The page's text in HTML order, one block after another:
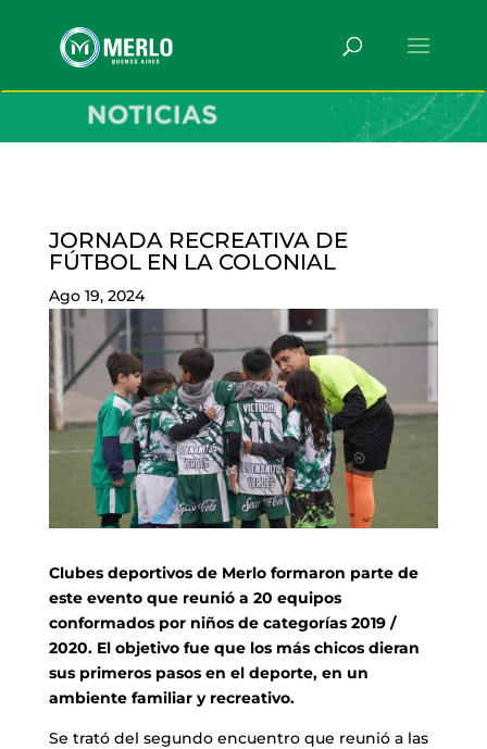
JORNADA RECREATIVA DE
FÚTBOL EN LA COLONIAL
Ago 19, 2024
Clubes deportivos de Merlo formaron parte de
este evento que reunió a 20 equipos
conformados por niños de categorías 2019 /
2020. El objetivo fue que los más chicos dieran
sus primeros pasos en el deporte, en un
ambiente familiar y recreativo.
Se trató del segundo encuentro que reunió a las